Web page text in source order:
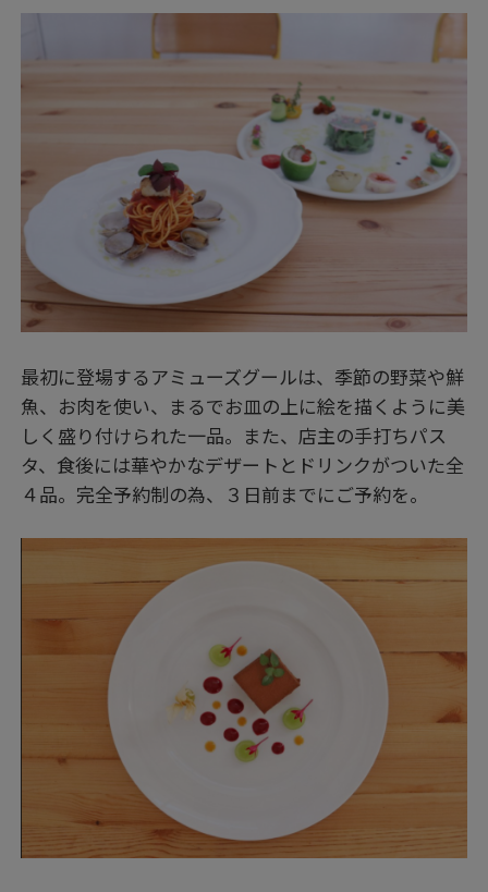
最初に登場するアミューズグールは、季節の野菜や鮮
魚、お肉を使い、まるでお皿の上に絵を描くように美
しく盛り付けられた一品。また、店主の手打ちパス
タ、食後には華やかなデザートとドリンクがついた全
４品。完全予約制の為、３日前までにご予約を。